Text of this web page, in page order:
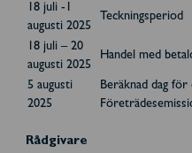
18 juli -1
augusti 2025
Teckningsperiod
18 juli – 20
augusti 2025
Handel med
5 augusti
2025
Beräknad dag
Rådgivare